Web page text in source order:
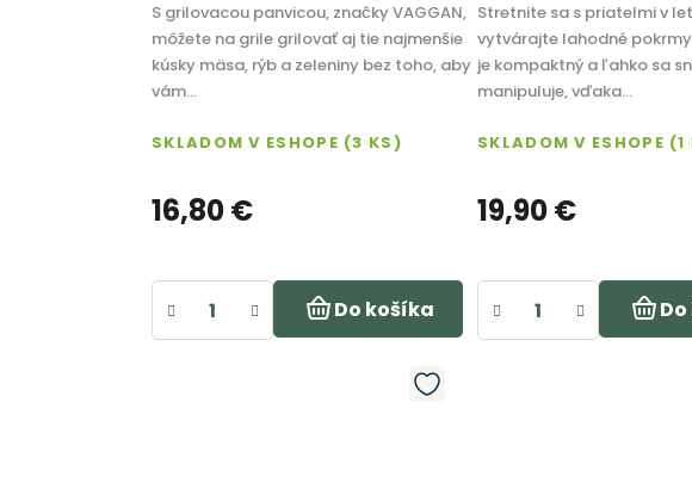
S grilovacou panvicou, značky VAGGAN,
môžete na grile grilovať aj tie najmenšie
kúsky mäsa, rýb a zeleniny bez toho, aby
vám...
SKLADOM V ESHOPE (3 KS)
16,80 €
Do košíka
Stretnite sa s priatelmi v
vytvárajte lahodné
je kompaktný a ľahko sa
manipuluje, vďaka...
SKLADOM V ESHOPE (1
19,90 €